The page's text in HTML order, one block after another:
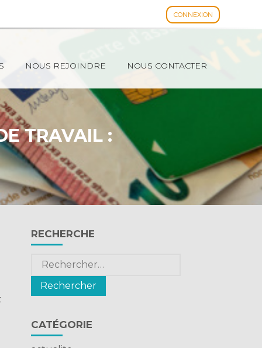
CONNEXION
NOUS REJOINDRE NOUS CONTACTER
TRAVAIL :
Blog
sidebar
RECHERCHE
Rechercher :
CATÉGORIE